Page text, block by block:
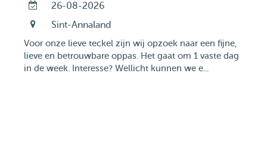
26-08-2026
Sint-Annaland
Voor onze lieve teckel zijn wij opzoek naar een fijne,
lieve en betrouwbare oppas. Het gaat om 1 vaste dag
in de week. Interesse? Wellicht kunnen we e...